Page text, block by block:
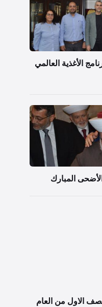
الأغذية العالمي
المبارك
الاول من العام